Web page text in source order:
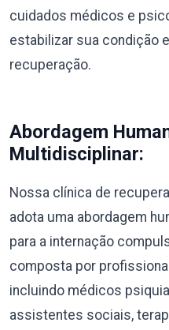
cuidados médicos e
estabilizar sua condição
recuperação.
Abordagem
Multidisciplinar:
Nossa clínica de
adota uma abordagem
para a internação
composta por
incluindo médicos
assistentes sociais,